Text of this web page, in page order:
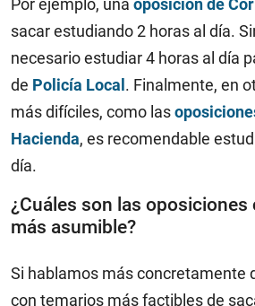
Por ejemplo, una oposición de
sacar estudiando 2 horas al día.
necesario estudiar 4 horas al día
de Policía Local. Finalmente, en
más difíciles, como las
Hacienda, es recomendable
día.
¿Cuáles son las oposiciones
más asumible?
Si hablamos más concretamente
con temarios más factibles de